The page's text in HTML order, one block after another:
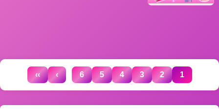
1
2
3
4
5
6
...
›
››